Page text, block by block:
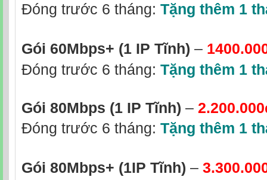
Đóng trước 6 tháng: Tặng thêm 1
Gói 60Mbps+ (1 IP Tĩnh) –
Đóng trước 6 tháng: Tặng thêm 1
Gói 80Mbps (1 IP Tĩnh) –
Đóng trước 6 tháng: Tặng thêm 1
Gói 80Mbps+ (1IP Tĩnh) –